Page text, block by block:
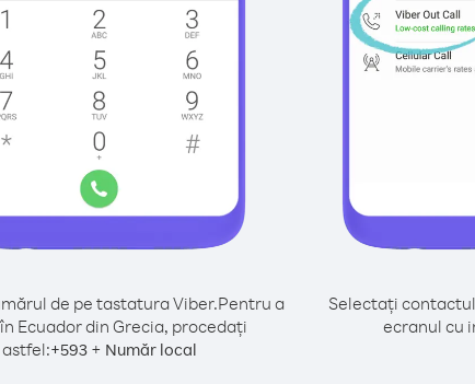
de pe tastatura Viber.Pentru a
Ecuador din Grecia, procedați
astfel:+593 + Număr local
Selectați
ecranul cu